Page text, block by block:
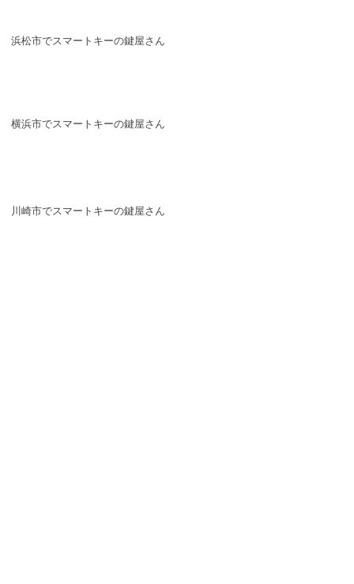
浜松市でスマートキーの鍵屋さん
横浜市でスマートキーの鍵屋さん
川崎市でスマートキーの鍵屋さん